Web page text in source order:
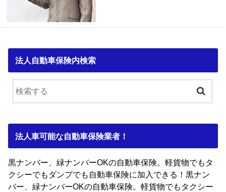
法人自動車保険内検索
法人車可能な自動車保険業者！
黒ナンバー、緑ナンバーOKの自動車保険。軽貨物でもタ
クシーでもダンプでも自動車保険に加入できる！黒ナン
バー、緑ナンバーOKの自動車保険。軽貨物でもタクシー